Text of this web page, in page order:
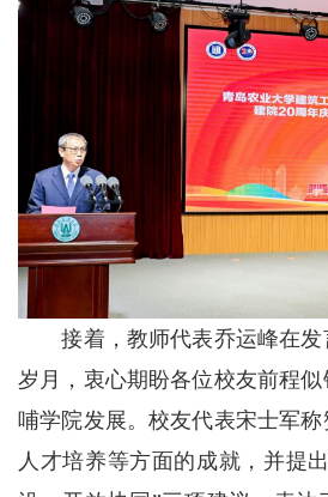
接着，教师代表乔运峰在发
岁月，衷心期盼各位校友前程
哺学院发展。校友代表宋士军称
人才培养等方面的成就，并提